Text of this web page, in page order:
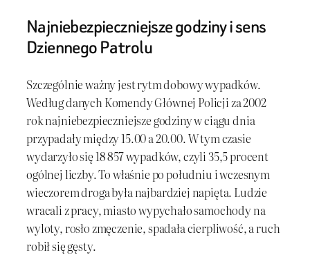
Najniebezpieczniejsze godziny i sens
Dziennego Patrolu
Szczególnie ważny jest rytm dobowy wypadków.
Według danych Komendy Głównej Policji za 2002
rok najniebezpieczniejsze godziny w ciągu dnia
przypadały między 15.00 a 20.00. W tym czasie
wydarzyło się 18 857 wypadków, czyli 35,5 procent
ogólnej liczby. To właśnie po południu i wczesnym
wieczorem droga była najbardziej napięta. Ludzie
wracali z pracy, miasto wypychało samochody na
wyloty, rosło zmęczenie, spadała cierpliwość, a ruch
robił się gęsty.